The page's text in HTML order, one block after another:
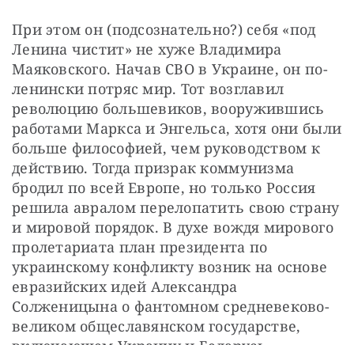
При этом он (подсознательно?) себя «под
Ленина чистит» не хуже Владимира
Маяковского. Начав СВО в Украине, он по-
ленински потряс мир. Тот возглавил
революцию большевиков, вооружившись
работами Маркса и Энгельса, хотя они были
больше философией, чем руководством к
действию. Тогда призрак коммунизма
бродил по всей Европе, но только Россия
решила авралом перелопатить свою страну
и мировой порядок. В духе вождя мирового
пролетариата план президента по
украинскому конфликту возник на основе
евразийских идей Александра
Солженицына о фантомном средневеково-
великом общеславянском государстве,